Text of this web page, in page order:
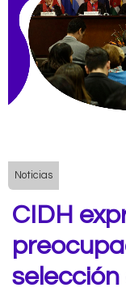
Noticias
CIDH